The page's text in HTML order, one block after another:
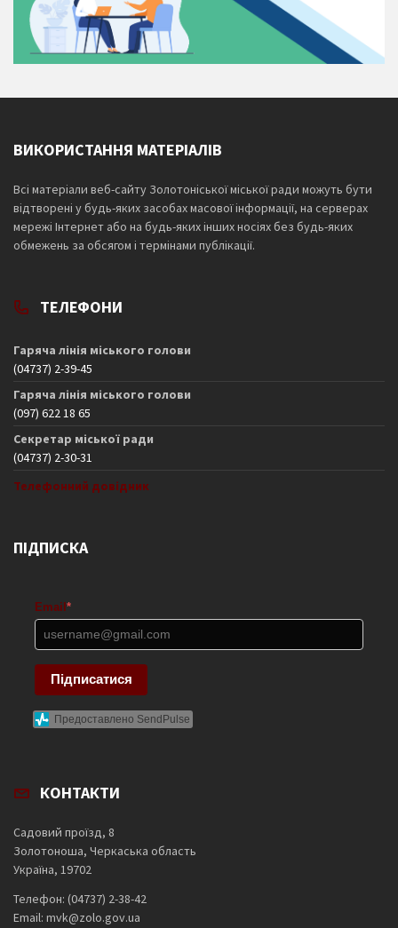
ВИКОРИСТАННЯ МАТЕРІАЛІВ
Всі матеріали веб-сайту Золотоніської міської ради можуть бути
відтворені у будь-яких засобах масової інформації, на серверах
мережі Інтернет або на будь-яких інших носіях без будь-яких
обмежень за обсягом і термінами публікації.
ТЕЛЕФОНИ
Гаряча лінія міського голови
(04737) 2-39-45
Гаряча лінія міського голови
(097) 622 18 65
Секретар міської ради
(04737) 2-30-31
Телефонний довідник
ПІДПИСКА
Email *
Підписатися
Предоставлено SendPulse
КОНТАКТИ
Садовий проїзд, 8
Золотоноша, Черкаська область
Україна, 19702
Телефон: (04737) 2-38-42
Email: mvk@zolo.gov.ua